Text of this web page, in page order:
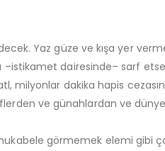
Yaz güze ve kışa yer
dairesinde– sarf
milyonlar dakika hapis
ve günahlardan ve
görmemek elemi gibi